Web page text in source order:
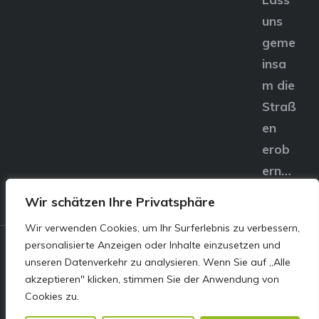
Wir schätzen Ihre Privatsphäre
Wir verwenden Cookies, um Ihr Surferlebnis zu verbessern,
personalisierte Anzeigen oder Inhalte einzusetzen und
unseren Datenverkehr zu analysieren. Wenn Sie auf „Alle
akzeptieren" klicken, stimmen Sie der Anwendung von
Cookies zu.
uns
geme
insa
m die
Straß
en
erob
ern…
© E&S Motors GmbH,
Linzer Straße 83 4240
Freistadt